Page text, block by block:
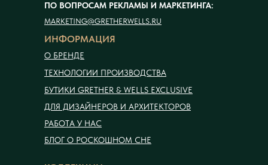
ИНФОРМАЦИЯ
О БРЕНДЕ
ТЕХНОЛОГИИ ПРОИЗВОДСТВА
БУТИКИ GRETHER & WELLS EXCLUSIVE
ДЛЯ ДИЗАЙНЕРОВ И АРХИТЕКТОРОВ
РАБОТА У НАС
БЛОГ О РОСКОШНОМ СНЕ
ПО ВОПРОСАМ РЕКЛАМЫ И МАРКЕТИНГА:
MARKETING@GRETHERWELLS.RU